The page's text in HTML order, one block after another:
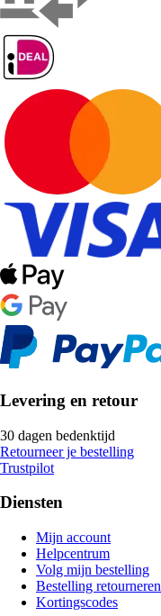
Levering en retour
30 dagen bedenktijd
Retourneer je bestelling
Trustpilot
Diensten
Mijn account
Helpcentrum
Volg mijn bestelling
Bestelling retourneren
Kortingscodes